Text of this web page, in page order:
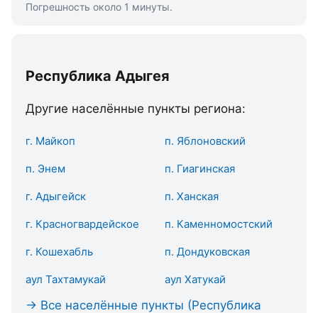
Погрешность около 1 минуты.
Республика Адыгея
Другие населённые пункты региона:
г. Майкоп п. Яблоновский
п. Энем п. Гиагинская
г. Адыгейск п. Ханская
г. Красногвардейское п. Каменномостский
г. Кошехабль п. Дондуковская
аул Тахтамукай аул Хатукай
→ Все населённые пункты (Республика